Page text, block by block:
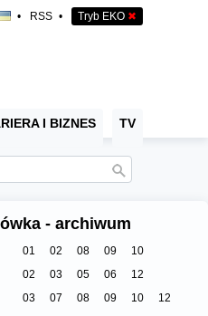
• RSS • Tryb EKO ✖
I BIZNES TV
- archiwum
01 02 08 09
10
02 03 05 06
12
03 07 08 09 10
12